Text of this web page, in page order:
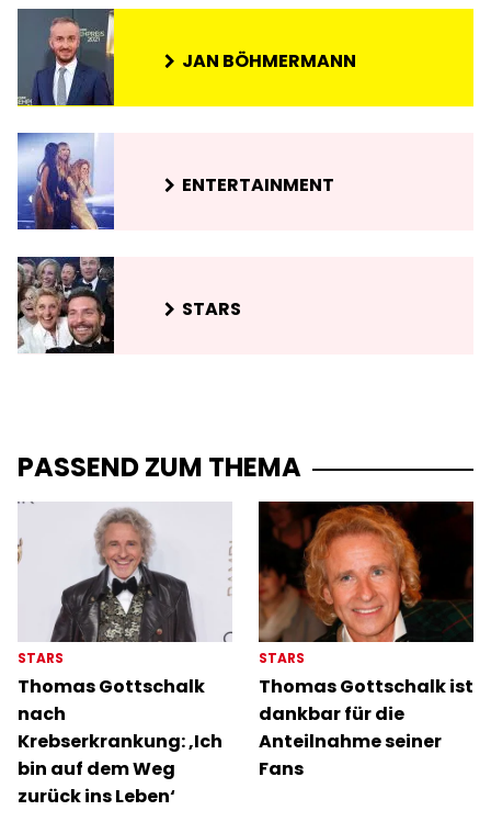
JAN BÖHMERMANN
ENTERTAINMENT
STARS
PASSEND ZUM THEMA
STARS
Thomas Gottschalk
nach
Krebserkrankung: ‚Ich
bin auf dem Weg
zurück ins Leben‘
STARS
Thomas Gottschalk ist
dankbar für die
Anteilnahme seiner
Fans